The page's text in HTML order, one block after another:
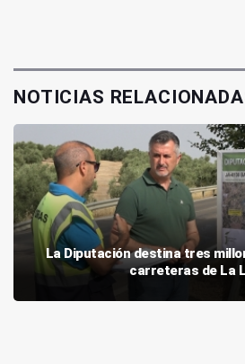
NOTICIAS
La Diputación destina tres
carreteras de La